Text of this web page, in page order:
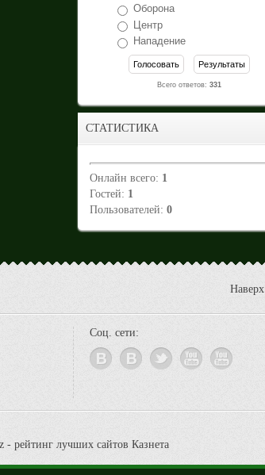
Оборона
Центр
Нападение
Всего ответов: 331
СТАТИСТИКА
Онлайн всего: 1
Гостей: 1
Пользователей: 0
Наверх
Соц. сети: